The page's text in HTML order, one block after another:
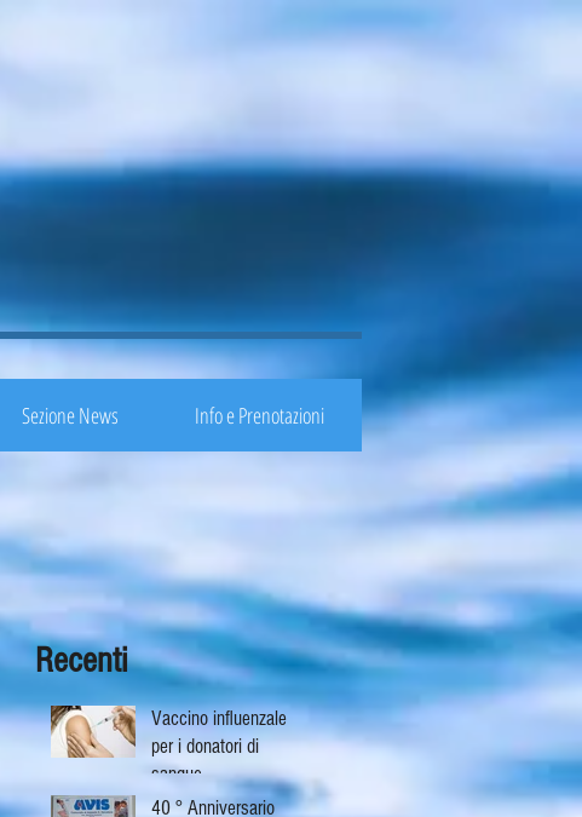
Recenti
Vaccino influenzale
per i donatori di
sangue
40 ° Anniversario
Sezione News Info e Prenotazioni